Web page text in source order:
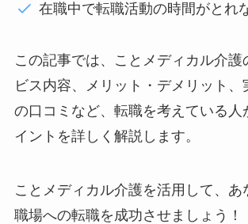
在職中で転職活動の時間がとれ
この記事では、ことメディカル介護
ビス内容、メリット・デメリット、
の口コミなど、転職を考えている人
イントを詳しく解説します。
ことメディカル介護を活用して、あ
職場への転職を成功させましょう！